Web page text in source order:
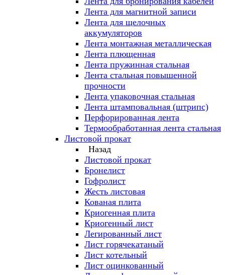
Лента для магнитной записи
Лента для щелочных
аккумуляторов
Лента монтажная металлическая
Лента плющенная
Лента пружинная стальная
Лента стальная повышенной
прочности
Лента упаковочная стальная
Лента штамповальная (штрипс)
Перфорированная лента
Термообработанная лента стальная
Листовой прокат
Назад
Листовой прокат
Бронелист
Гофролист
Жесть листовая
Кованая плита
Криогенная плита
Криогенный лист
Легированный лист
Лист горячекатаный
Лист котельный
Лист оцинкованный